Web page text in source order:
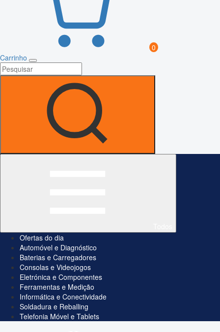
0
Carrinho
Ofertas do dia
Automóvel e Diagnóstico
Baterias e Carregadores
Consolas e Videojogos
Eletrónica e Componentes
Ferramentas e Medição
Informática e Conectividade
Soldadura e Reballing
Telefonia Móvel e Tablets